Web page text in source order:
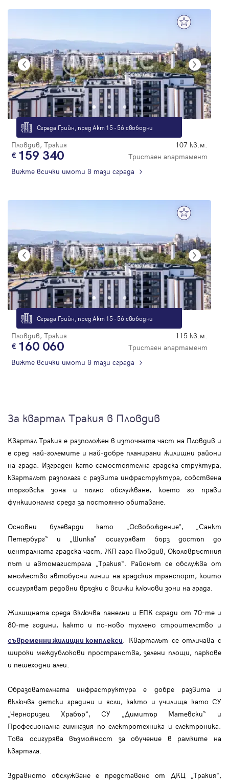
Сграда Грийн, пред Акт 15 - 56 свободни
Пловдив, Тракия 107 кв.м.
159 340
Тристаен апартамент
Вижте всички имоти в тази сграда
Сграда Грийн, пред Акт 15 - 56 свободни
Пловдив, Тракия 115 кв.м.
160 060
Тристаен апартамент
Вижте всички имоти в тази сграда
За квартал Тракия в Пловдив
Квартал Тракия е разположен в източната част на Пловдив и
е сред най-големите и най-добре планирани жилищни райони
на града. Изграден като самостоятелна градска структура,
кварталът разполага с развита инфраструктура, собствена
търговска зона и пълно обслужване, което го прави
функционална среда за постоянно обитаване.
Основни булеварди като „Освобождение“, „Санкт
Петербург“ и „Шипка“ осигуряват бърз достъп до
централната градска част, ЖП гара Пловдив, Околовръстния
път и автомагистрала „Тракия“. Районът се обслужва от
множество автобусни линии на градския транспорт, които
осигуряват редовни връзки с всички ключови зони на града.
Жилищната среда включва панелни и ЕПК сгради от 70-те и
80-те години, както и по-ново тухлено строителство и
съвременни жилищни комплекси. Кварталът се отличава с
широки междублокови пространства, зелени площи, паркове
и пешеходни алеи.
Образователната инфраструктура е добре развита и
включва детски градини и ясли, както и училища като СУ
„Черноризец Храбър“, СУ „Димитър Матевски“ и
Професионална гимназия по електротехника и електроника.
Това осигурява възможност за обучение в рамките на
квартала.
Здравното обслужване е представено от ДКЦ „Тракия“,